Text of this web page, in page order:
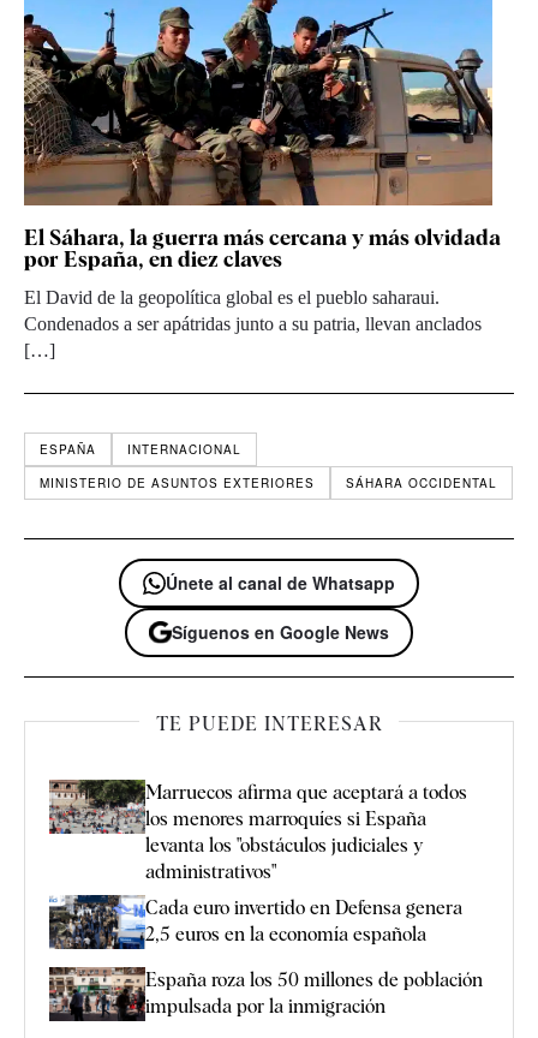
El Sáhara, la guerra más cercana y más olvidada
por España, en diez claves
El David de la geopolítica global es el pueblo saharaui.
Condenados a ser apátridas junto a su patria, llevan anclados
[…]
ESPAÑA
INTERNACIONAL
MINISTERIO DE ASUNTOS EXTERIORES
SÁHARA OCCIDENTAL
Únete al canal de Whatsapp
Síguenos en Google News
TE PUEDE INTERESAR
Marruecos afirma que aceptará a todos
los menores marroquíes si España
levanta los "obstáculos judiciales y
administrativos"
Cada euro invertido en Defensa genera
2,5 euros en la economía española
España roza los 50 millones de población
impulsada por la inmigración